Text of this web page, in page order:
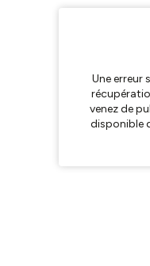
Une erreur
venez de
disponible